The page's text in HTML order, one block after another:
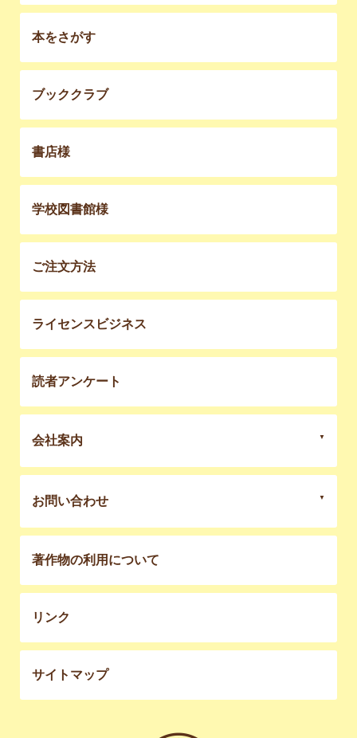
本をさがす
ブッククラブ
書店様
学校図書館様
ご注文方法
ライセンスビジネス
読者アンケート
会社案内
お問い合わせ
著作物の利用について
リンク
サイトマップ